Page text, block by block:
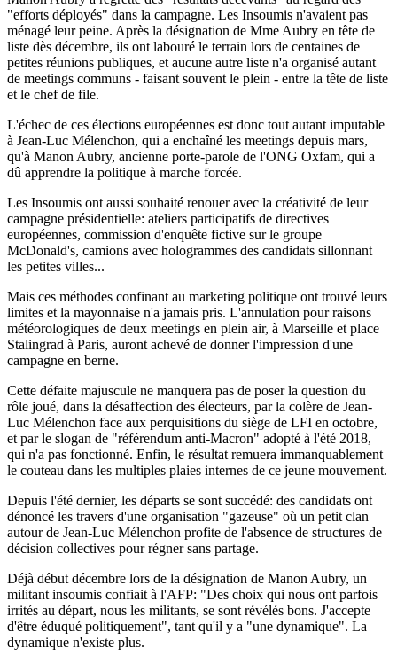
"efforts déployés" dans la campagne. Les Insoumis n'avaient pas
ménagé leur peine. Après la désignation de Mme Aubry en tête de
liste dès décembre, ils ont labouré le terrain lors de centaines de
petites réunions publiques, et aucune autre liste n'a organisé autant
de meetings communs - faisant souvent le plein - entre la tête de liste
et le chef de file.
L'échec de ces élections européennes est donc tout autant imputable
à Jean-Luc Mélenchon, qui a enchaîné les meetings depuis mars,
qu'à Manon Aubry, ancienne porte-parole de l'ONG Oxfam, qui a
dû apprendre la politique à marche forcée.
Les Insoumis ont aussi souhaité renouer avec la créativité de leur
campagne présidentielle: ateliers participatifs de directives
européennes, commission d'enquête fictive sur le groupe
McDonald's, camions avec hologrammes des candidats sillonnant
les petites villes...
Mais ces méthodes confinant au marketing politique ont trouvé leurs
limites et la mayonnaise n'a jamais pris. L'annulation pour raisons
météorologiques de deux meetings en plein air, à Marseille et place
Stalingrad à Paris, auront achevé de donner l'impression d'une
campagne en berne.
Cette défaite majuscule ne manquera pas de poser la question du
rôle joué, dans la désaffection des électeurs, par la colère de Jean-
Luc Mélenchon face aux perquisitions du siège de LFI en octobre,
et par le slogan de "référendum anti-Macron" adopté à l'été 2018,
qui n'a pas fonctionné. Enfin, le résultat remuera immanquablement
le couteau dans les multiples plaies internes de ce jeune mouvement.
Depuis l'été dernier, les départs se sont succédé: des candidats ont
dénoncé les travers d'une organisation "gazeuse" où un petit clan
autour de Jean-Luc Mélenchon profite de l'absence de structures de
décision collectives pour régner sans partage.
Déjà début décembre lors de la désignation de Manon Aubry, un
militant insoumis confiait à l'AFP: "Des choix qui nous ont parfois
irrités au départ, nous les militants, se sont révélés bons. J'accepte
d'être éduqué politiquement", tant qu'il y a "une dynamique". La
dynamique n'existe plus.